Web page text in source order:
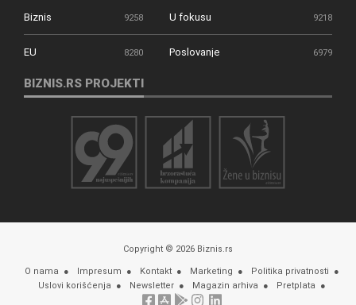
Biznis 9258 U fokusu 9218
EU 8280 Poslovanje 6979
BIZNIS.RS PROJEKTI
Copyright © 2026 Biznis.rs
O nama Impresum Kontakt Marketing
Politika privatnosti
Uslovi korišćenja
Newsletter Magazin arhiva Pretplata